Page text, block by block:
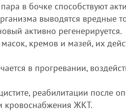
в бочке способствуют
выводятся вредные
активно регенерируется.
кремов и мазей, их
в прогревании,
реабилитации после
кровоснабжения ЖКТ.